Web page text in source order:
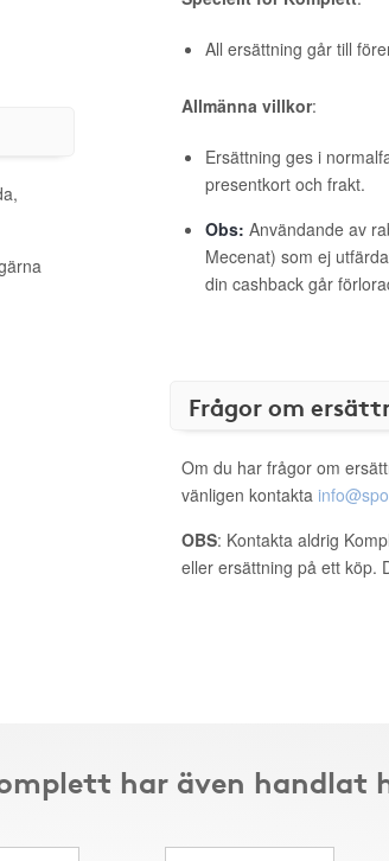
All ersättning går till
Allmänna villkor:
Ersättning ges i
presentkort och frakt.
Obs: Användande av
Mecenat) som ej
din cashback går
Frågor om
Om du har frågor om
vänligen kontakta
OBS: Kontakta aldrig
eller ersättning på ett köp.
har även handlat